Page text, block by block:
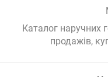
Каталог наручних
продажів,